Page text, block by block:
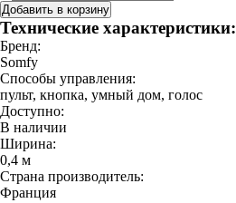
Добавить в корзину
Технические характеристики:
Бренд:
Somfy
Способы управления:
пульт, кнопка, умный дом, голос
Доступно:
В наличии
Ширина:
0,4 м
Страна производитель:
Франция